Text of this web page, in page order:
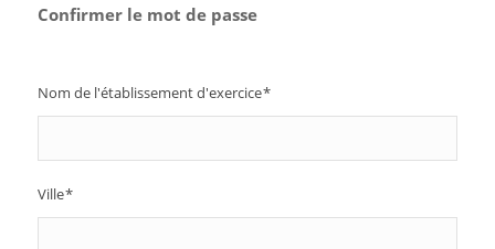
Confirmer le mot de passe
Nom de l'établissement d'exercice*
Ville*